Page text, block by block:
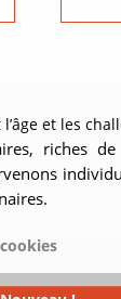
et les
riches